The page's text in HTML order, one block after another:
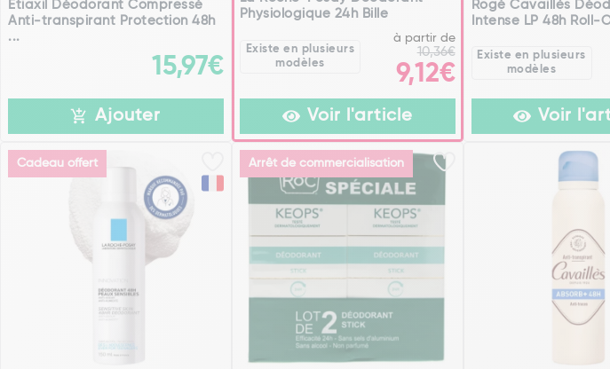
Etiaxil Déodorant Compressé
Anti-transpirant Protection 48h
...
15,97€
Ajouter
Physiologique 24h Bille
Existe en plusieurs
modèles
à partir de
10,36€
9,12€
Voir l'article
Rogé Cavaillès
Intense LP 48h Roll-
Existe en plusieurs
modèles
Voir
Cadeau offert Arrêt de commercialisation